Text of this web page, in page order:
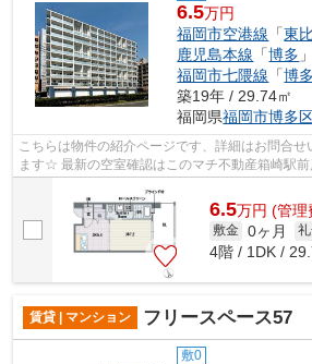
6.5万円
福岡市空港線 「東
鹿児島本線 「博多
福岡市七隈線 「博多
築19年 / 29.74㎡
福岡県福岡市博多
こちらは物件の紹介ページです、詳細はお問合せ
ます☆ 最新の空室確認はこのマチ不動産箱崎駅
6.5万円 (管理
敷金 0ヶ月
4階 / 1DK /
賃貸 | マンション フリースペース57
敷0